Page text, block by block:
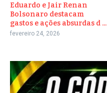
Eduardo e Jair Renan
Bolsonaro destacam
gastos e ações absurdas d ...
fevereiro 24, 2026